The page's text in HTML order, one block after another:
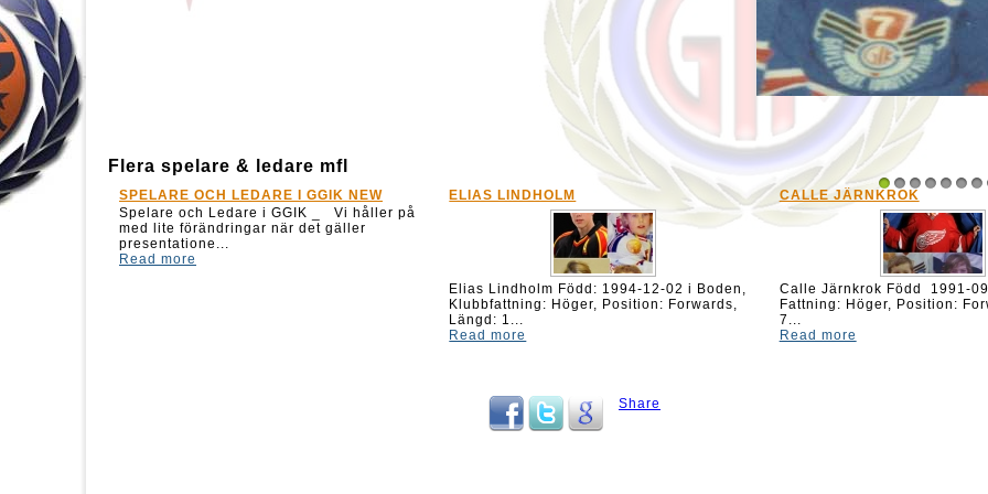
Flera spelare & ledare mfl
1 2 3
I GGIK NEW
i GGIK _ Vi håller på
när det gäller
ELIAS LINDHOLM
Elias Lindholm Född: 1994-12-02 i Boden,
Klubbfattning: Höger, Position: Forwards,
CALLE JÄRNKROK
Calle Järnkrok Född 1991-09-25 i Gävle.
Fattning: Höger, Position: Forward. 181 cm,
JACOB JACKE
Jacob "Jacke"
i Hedesunda
Share